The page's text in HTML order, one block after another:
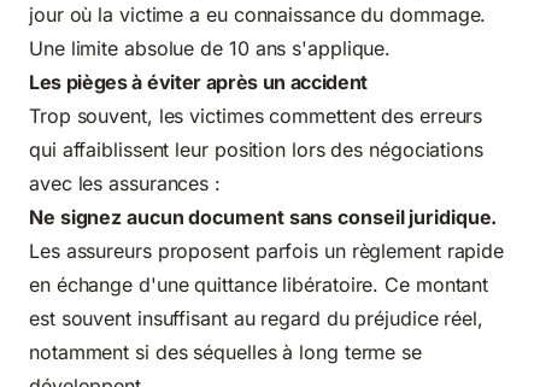
jour où la victime a eu connaissance du dommage.
Une limite absolue de 10 ans s'applique.
Les pièges à éviter après un accident
Trop souvent, les victimes commettent des erreurs
qui affaiblissent leur position lors des négociations
avec les assurances :
Ne signez aucun document sans conseil juridique.
Les assureurs proposent parfois un règlement rapide
en échange d'une quittance libératoire. Ce montant
est souvent insuffisant au regard du préjudice réel,
notamment si des séquelles à long terme se